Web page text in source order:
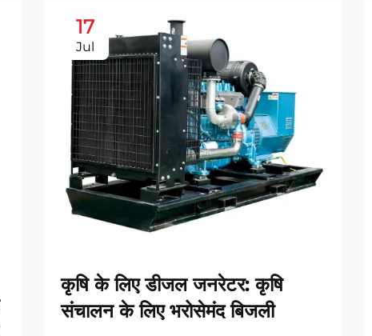
17
Jul
कृषि के लिए डीजल जनरेटर: कृषि
संचालन के लिए भरोसेमंद बिजली